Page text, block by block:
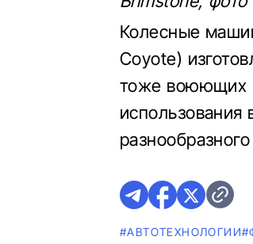
Колесные
Coyote)
тоже воюющих
использования
#АВТОТЕХНОЛОГИИ